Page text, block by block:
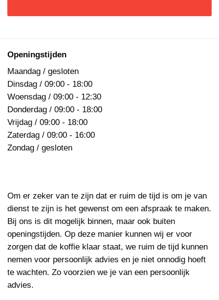
Openingstijden
Maandag / gesloten
Dinsdag / 09:00 - 18:00
Woensdag / 09:00 - 12:30
Donderdag / 09:00 - 18:00
Vrijdag / 09:00 - 18:00
Zaterdag / 09:00 - 16:00
Zondag / gesloten
Om er zeker van te zijn dat er ruim de tijd is om je van
dienst te zijn is het gewenst om een afspraak te maken.
Bij ons is dit mogelijk binnen, maar ook buiten
openingstijden. Op deze manier kunnen wij er voor
zorgen dat de koffie klaar staat, we ruim de tijd kunnen
nemen voor persoonlijk advies en je niet onnodig hoeft
te wachten. Zo voorzien we je van een persoonlijk
advies.